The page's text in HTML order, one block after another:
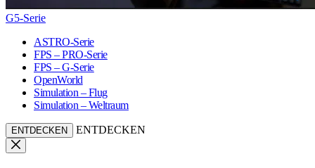
G5-Serie
ASTRO-Serie
FPS – PRO-Serie
FPS – G-Serie
OpenWorld
Simulation – Flug
Simulation – Weltraum
ENTDECKEN ENTDECKEN